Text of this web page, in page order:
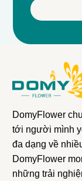
Chất lượng
chóng, hỗ trợ tư
và độc đáo.
DomyFlower
tới người mình
đa dạng về
DomyFlower
những trải